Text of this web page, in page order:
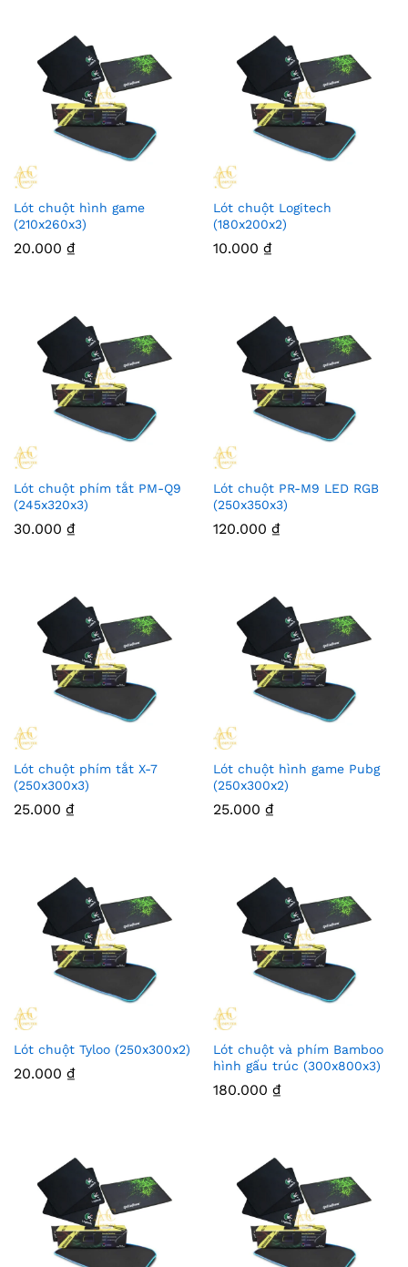
Lót chuột hình game
(210x260x3)
20.000 ₫
Lót chuột Logitech
(180x200x2)
10.000 ₫
Lót chuột phím tắt PM-Q9
(245x320x3)
30.000 ₫
Lót chuột PR-M9 LED RGB
(250x350x3)
120.000 ₫
Lót chuột phím tắt X-7
(250x300x3)
25.000 ₫
Lót chuột hình game Pubg
(250x300x2)
25.000 ₫
Lót chuột Tyloo (250x300x2)
20.000 ₫
Lót chuột và phím Bamboo
hình gấu trúc (300x800x3)
180.000 ₫